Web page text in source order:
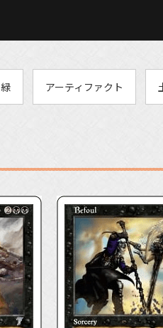
緑 アーティファクト